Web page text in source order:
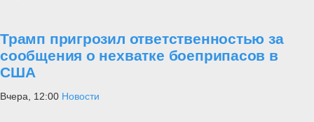
Трамп пригрозил ответственностью за
сообщения о нехватке боеприпасов в
США
Вчера, 12:00 Новости